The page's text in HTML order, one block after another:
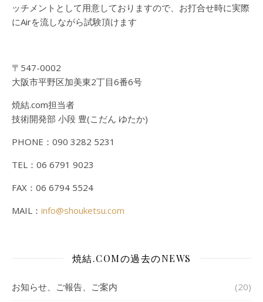
ッチメントとして用意しておりますので、お打合せ時に実際
にAirを流しながら試験頂けます
〒547-0002
大阪市平野区加美東2丁目6番6号
焼結.com担当者
技術開発部 小段 豊(こだん ゆたか)
PHONE：090 3282 5231
TEL：06 6791 9023
FAX：06 6794 5524
MAIL： info@shouketsu.com
焼結.COMの過去のNEWS
お知らせ、ご報告、ご案内 (20)